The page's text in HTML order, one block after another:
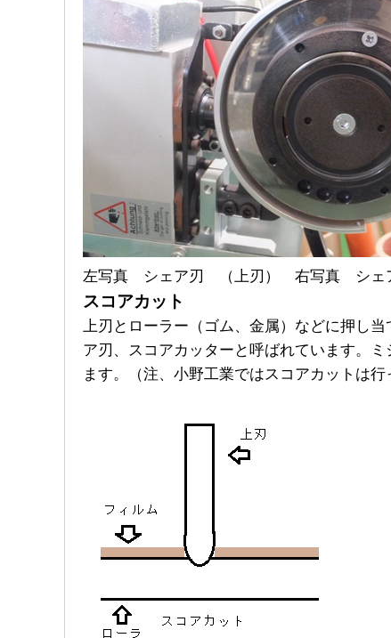
スコアカット
上刃とローラー（ゴム、金属）などに押し
ア刃、スコアカッターと呼ばれています。